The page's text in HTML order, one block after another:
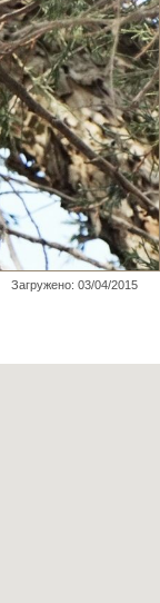
Загружено: 03/04/2015